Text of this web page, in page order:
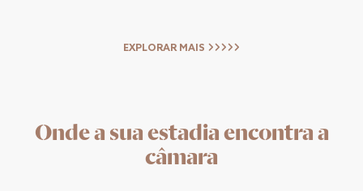
EXPLORAR MAIS
Onde a sua estadia encontra a
câmara